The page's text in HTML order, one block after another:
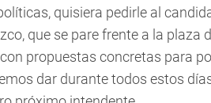
quisiera pedirle al
que se pare frente a la plaza
propuestas concretas para
dar durante todos estos